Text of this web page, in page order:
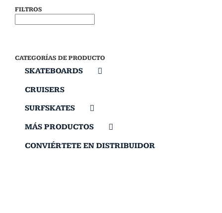
FILTROS
CATEGORÍAS DE PRODUCTO
SKATEBOARDS
CRUISERS
SURFSKATES
MÁS PRODUCTOS
CONVIÉRTETE EN DISTRIBUIDOR